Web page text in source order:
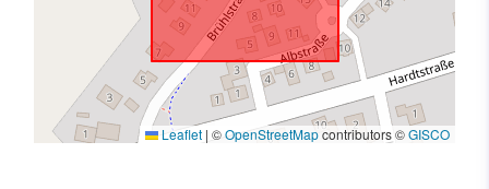
Leaflet | ©OpenStreetMapcontributors ©GISCO